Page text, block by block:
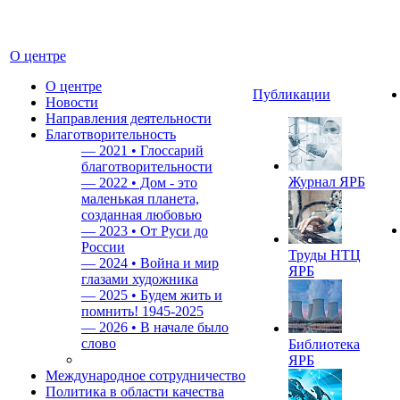
О центре
О центре
Новости
Направления деятельности
Благотворительность
— 2021 • Глоссарий
благотворительности
— 2022 • Дом - это
маленькая планета,
созданная любовью
— 2023 • От Руси до
России
— 2024 • Война и мир
глазами художника
— 2025 • Будем жить и
помнить! 1945-2025
— 2026 • В начале было
слово
Международное сотрудничество
Политика в области качества
Публикации
Журнал ЯРБ
Труды НТЦ
ЯРБ
Библиотека
ЯРБ